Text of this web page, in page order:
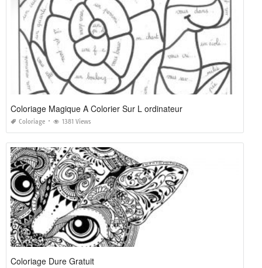
Coloriage Magique A Colorier Sur L ordinateur
Coloriage 1381 Views
Coloriage Dure Gratuit